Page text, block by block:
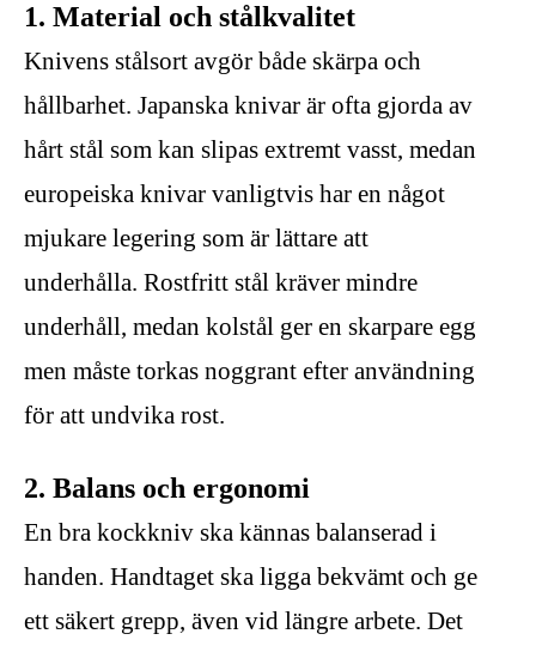
1. Material och stålkvalitet
Knivens stålsort avgör både skärpa och
hållbarhet. Japanska knivar är ofta gjorda av
hårt stål som kan slipas extremt vasst, medan
europeiska knivar vanligtvis har en något
mjukare legering som är lättare att
underhålla. Rostfritt stål kräver mindre
underhåll, medan kolstål ger en skarpare egg
men måste torkas noggrant efter användning
för att undvika rost.
2. Balans och ergonomi
En bra kockkniv ska kännas balanserad i
handen. Handtaget ska ligga bekvämt och ge
ett säkert grepp, även vid längre arbete. Det